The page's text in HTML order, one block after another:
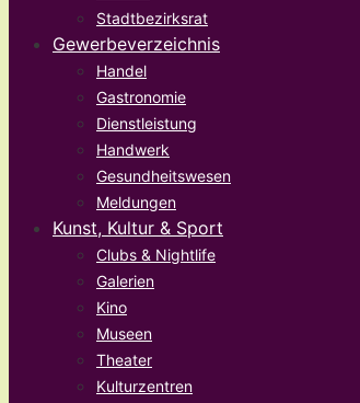
Stadtbezirksrat
Gewerbeverzeichnis
Handel
Gastronomie
Dienstleistung
Handwerk
Gesundheitswesen
Meldungen
Kunst, Kultur & Sport
Clubs & Nightlife
Galerien
Kino
Museen
Theater
Kulturzentren